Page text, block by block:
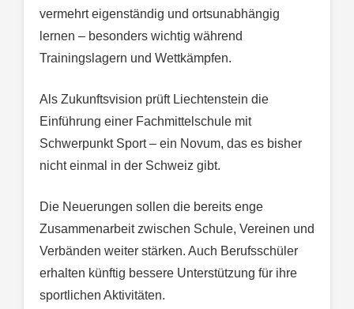
vermehrt eigenständig und ortsunabhängig
lernen – besonders wichtig während
Trainingslagern und Wettkämpfen.
Als Zukunftsvision prüft Liechtenstein die
Einführung einer Fachmittelschule mit
Schwerpunkt Sport – ein Novum, das es bisher
nicht einmal in der Schweiz gibt.
Die Neuerungen sollen die bereits enge
Zusammenarbeit zwischen Schule, Vereinen und
Verbänden weiter stärken. Auch Berufsschüler
erhalten künftig bessere Unterstützung für ihre
sportlichen Aktivitäten.